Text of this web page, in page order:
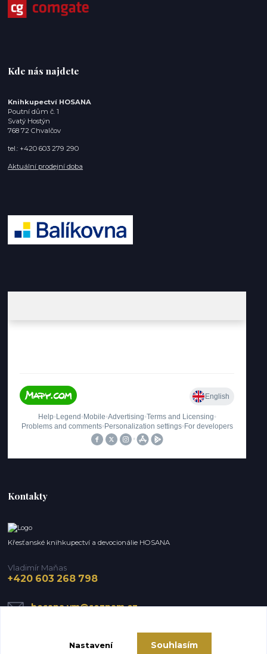
Kde nás najdete
Knihkupectví HOSANA
Poutní dům č. 1
Svatý Hostýn
768 72 Chvalčov
tel.: +420 603 279 290
Aktuální prodejní doba
Kontakty
Křesťanské knihkupectví a devocionálie HOSANA
Vladimír Maňas
+420 603 268 798
hosana.vm@seznam.cz
Nastavení Souhlasím